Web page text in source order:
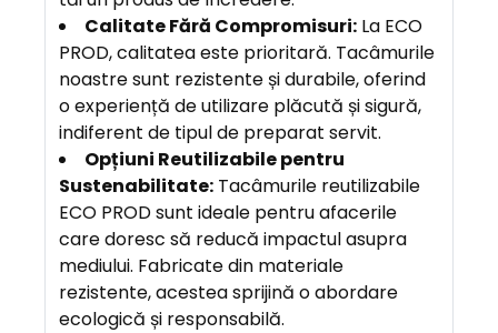
Calitate Fără Compromisuri: La ECO
PROD, calitatea este prioritară. Tacâmurile
noastre sunt rezistente și durabile, oferind
o experiență de utilizare plăcută și sigură,
indiferent de tipul de preparat servit.
Opțiuni Reutilizabile pentru
Sustenabilitate: Tacâmurile reutilizabile
ECO PROD sunt ideale pentru afacerile
care doresc să reducă impactul asupra
mediului. Fabricate din materiale
rezistente, acestea sprijină o abordare
ecologică și responsabilă.